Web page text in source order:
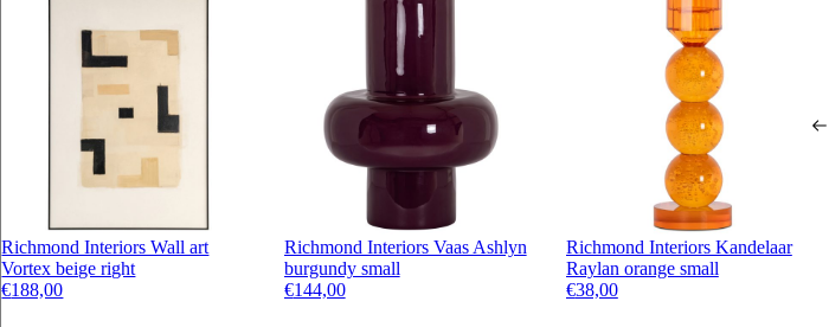
Richmond Interiors Wall art
Vortex beige right
€188,00
Richmond Interiors Vaas Ashlyn
burgundy small
€144,00
Richmond Interiors Kandelaar
Raylan orange small
€38,00